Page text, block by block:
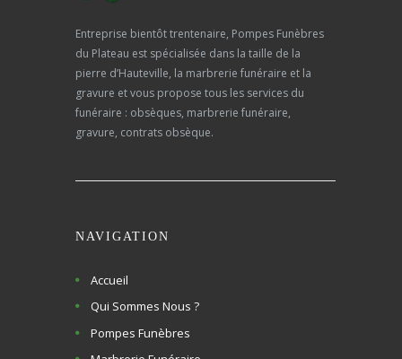
Entreprise bientôt trentenaire, Pompes Funèbres
du Plateau est spécialisée dans la taille de la
pierre d’Hauteville, la marbrerie funéraire et la
gravure et vous propose tous les services du
funéraire : obsèques, marbrerie funéraire,
gravure, contrats obsèque.
NAVIGATION
Accueil
Qui Sommes Nous ?
Pompes Funèbres